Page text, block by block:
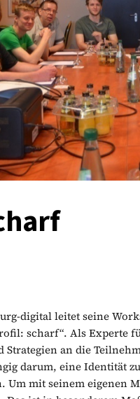
digital leitet seine
scharf“. Als Experte
an die
darum, eine Identität
Um mit seinem eigenen